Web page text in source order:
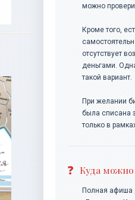
можно
Кроме того,
отсутствует
деньгами.
такой вариант.
При желании
была списана
только в
Куда
Полная афиша